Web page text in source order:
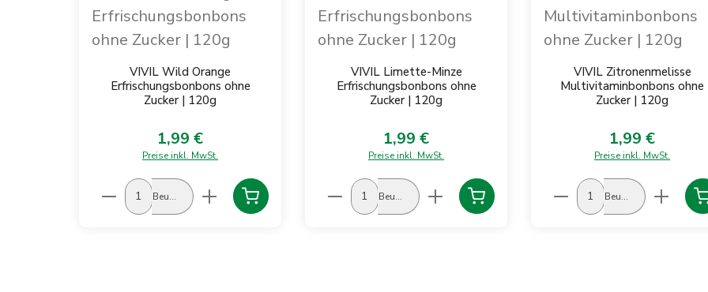
VIVIL Wild Orange
Erfrischungsbonbons ohne
Zucker | 120g
Regulärer Preis:
1,99 €
Preise inkl. MwSt.
Produkt Anzahl: Gib den gewünschten Wert ein oder benutze die
Beutel
VIVIL Limette-Minze
Erfrischungsbonbons ohne
Zucker | 120g
Regulärer Preis:
1,99 €
Preise inkl. MwSt.
Produkt Anzahl: Gib den gewünschten
Beutel
VIVIL Zitronenmelisse
Multivitaminbonbons ohne
Zucker | 120g
Regulärer Preis:
1,99 €
Preise inkl. MwSt.
Produkt Anzahl:
Beutel